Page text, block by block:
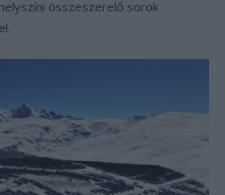
összeszerelő sorok